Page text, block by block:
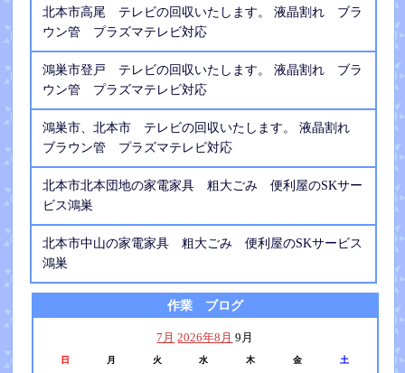
北本市高尾 テレビの回収いたします。 液晶割れ ブラ
ウン管 プラズマテレビ対応
鴻巣市登戸 テレビの回収いたします。 液晶割れ ブラ
ウン管 プラズマテレビ対応
鴻巣市、北本市 テレビの回収いたします。 液晶割れ
ブラウン管 プラズマテレビ対応
北本市北本団地の家電家具 粗大ごみ 便利屋のSKサー
ビス鴻巣
北本市中山の家電家具 粗大ごみ 便利屋のSKサービス
鴻巣
作業 ブログ
7月 2026年8月 9月
日 月 火 水 木 金 土